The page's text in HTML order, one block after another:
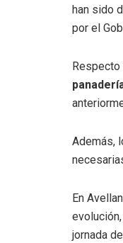
han sido
por el
Además,
En
jornada